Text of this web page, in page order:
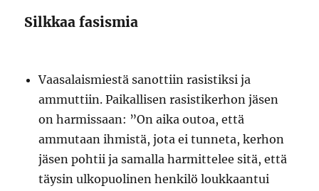
Silkkaa fasismia
Vaasalaismiestä sanottiin rasistiksi ja
ammuttiin. Paikallisen rasistikerhon jäsen
on harmissaan: ”On aika outoa, että
ammutaan ihmistä, jota ei tunneta, kerhon
jäsen pohtii ja samalla harmittelee sitä, että
täysin ulkopuolinen henkilö loukkaantui